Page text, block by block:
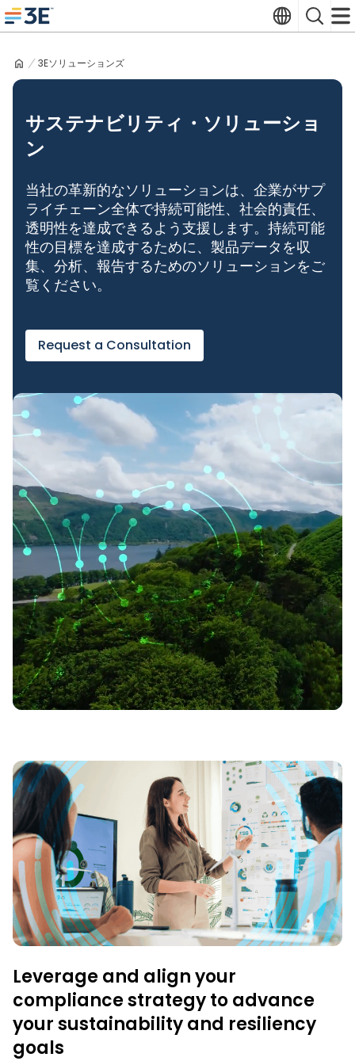
Skip
to
3E home
TranslateSearch
3Eソリューションズ
サステナビリティ・ソリューショ
ン
当社の革新的なソリューションは、企業がサプ
ライチェーン全体で持続可能性、社会的責任、
透明性を達成できるよう支援します。持続可能
性の目標を達成するために、製品データを収
集、分析、報告するためのソリューションをご
覧ください。
Request a Consultation
Leverage and align your
compliance strategy to advance
your sustainability and resiliency
goals